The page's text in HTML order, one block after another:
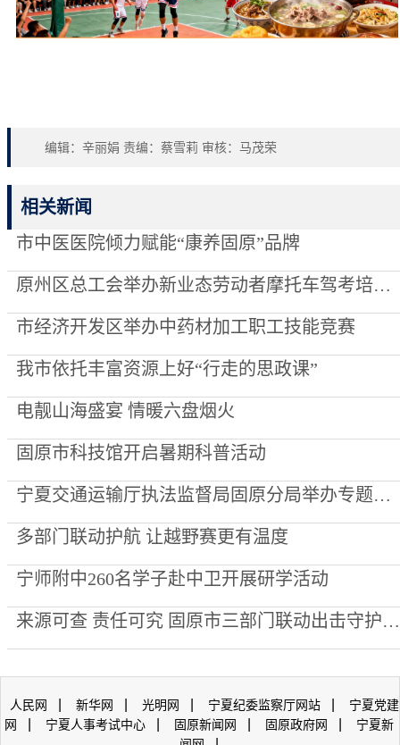
编辑：辛丽娟 责编：蔡雪莉 审核：马茂荣
相关新闻
市中医医院倾力赋能“康养固原”品牌
原州区总工会举办新业态劳动者摩托车驾考培训班
市经济开发区举办中药材加工职工技能竞赛
我市依托丰富资源上好“行走的思政课”
电靓山海盛宴 情暖六盘烟火
固原市科技馆开启暑期科普活动
宁夏交通运输厅执法监督局固原分局举办专题知识竞赛 以赛促学锻造执法“头雁”
多部门联动护航 让越野赛更有温度
宁师附中260名学子赴中卫开展研学活动
来源可查 责任可究 固原市三部门联动出击守护餐桌肉品安全
人民网 新华网 光明网 宁夏纪委监察厅网站
宁夏党建
网
宁夏人事考试中心 固原新闻网 固原政府网
宁夏新